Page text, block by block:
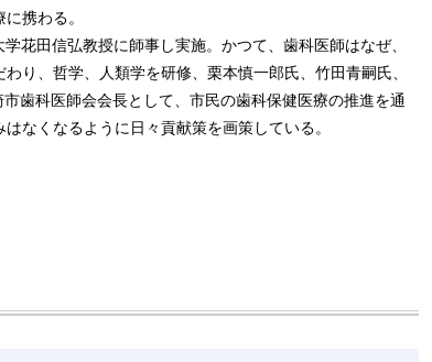
携わる。
花田信弘教授に師事し実施。かつて、歯科医師はなぜ、
り、哲学、人類学を研修、栗本慎一郎氏、竹田青嗣氏、
歯科医師会会長として、市民の歯科保健医療の推進を通
なくなるように日々貢献策を画策している。